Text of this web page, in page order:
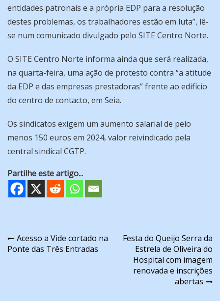
entidades patronais e a própria EDP para a resolução
destes problemas, os trabalhadores estão em luta”, lê-
se num comunicado divulgado pelo SITE Centro Norte.
O SITE Centro Norte informa ainda que será realizada,
na quarta-feira, uma ação de protesto contra “a atitude
da EDP e das empresas prestadoras” frente ao edifício
do centro de contacto, em Seia.
Os sindicatos exigem um aumento salarial de pelo
menos 150 euros em 2024, valor reivindicado pela
central sindical CGTP.
Partilhe este artigo...
Navegação
de
Acesso a Vide cortado na
Ponte das Três Entradas
Festa do Queijo Serra da
Estrela de Oliveira do
Hospital com imagem
renovada e inscrições
abertas